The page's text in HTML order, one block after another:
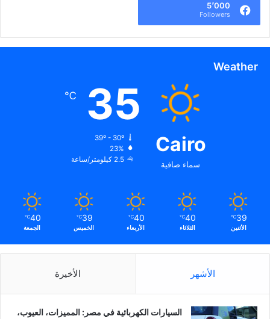
5٬000
Followers
Weather
Cairo
سماء صافية
35
℃
39º - 30º
23%
2.5 كيلومتر/ساعة
39
℃
الأثنين
40
℃
الثلاثاء
40
℃
الأربعاء
39
℃
الخميس
40
℃
الجمعة
الأشهر الأخيرة
السيارات الكهربائية في مصر: المميزات، العيوب،